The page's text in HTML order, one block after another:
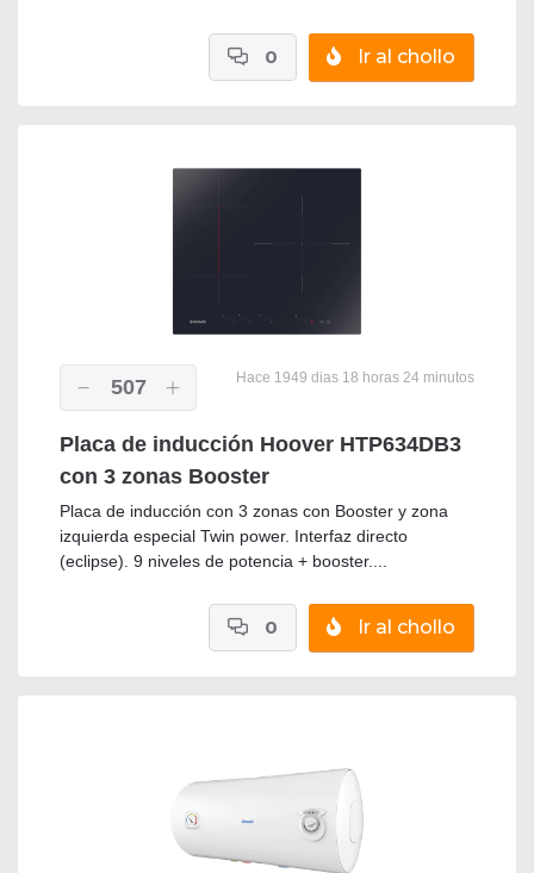
Ir al chollo
0
507 Hace 1949 dias 18 horas 24 minutos
Placa de inducción Hoover HTP634DB3
con 3 zonas Booster
Placa de inducción con 3 zonas con Booster y zona
izquierda especial Twin power. Interfaz directo
(eclipse). 9 niveles de potencia + booster....
Ir al chollo
0